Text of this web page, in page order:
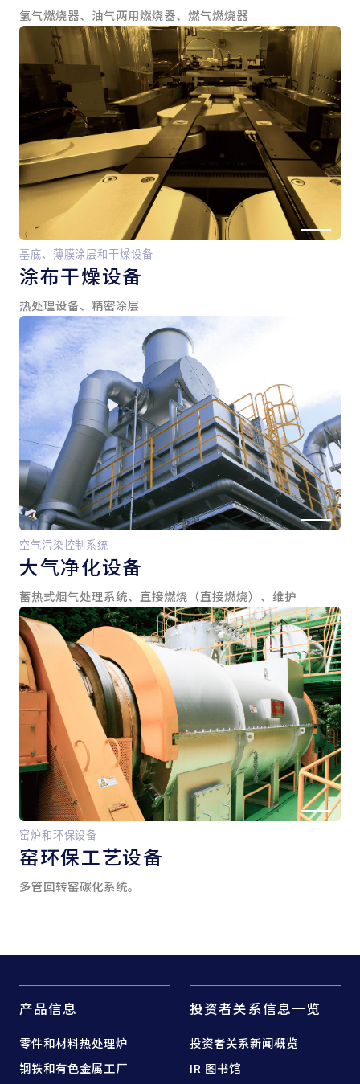
氢气燃烧器、油气两用燃烧器、燃气燃烧器
基底、薄膜涂层和干燥设备
涂布干燥设备
热处理设备、精密涂层
空气污染控制系统
大气净化设备
蓄热式烟气处理系统、直接燃烧（直接燃烧）、维护
窑炉和环保设备
窑环保工艺设备
多管回转窑碳化系统。
产品信息
零件和材料热处理炉
钢铁和有色金属工厂
投资者关系信息一览
投资者关系新闻概览
IR 图书馆